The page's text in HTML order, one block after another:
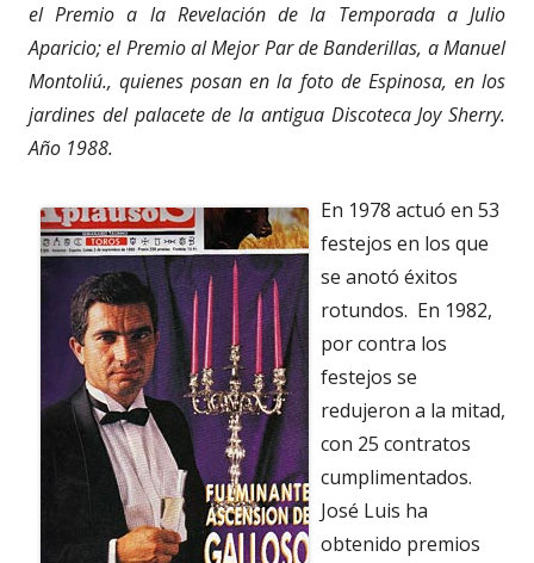
el Premio a la Revelación de la Temporada a Julio
Aparicio; el Premio al Mejor Par de Banderillas, a Manuel
Montoliú., quienes posan en la foto de Espinosa, en los
jardines del palacete de la antigua Discoteca Joy Sherry.
Año 1988.
En 1978 actuó en 53
festejos en los que
se anotó éxitos
rotundos. En 1982,
por contra los
festejos se
redujeron a la mitad,
con 25 contratos
cumplimentados.
José Luis ha
obtenido premios